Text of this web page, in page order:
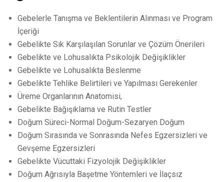
Gebelerle Tanışma ve Beklentilerin Alınması ve Program
İçeriği
Gebelikte Sık Karşılaşılan Sorunlar ve Çözüm Önerileri
Gebelikte ve Lohusalıkta Psikolojik Değişiklikler
Gebelikte ve Lohusalıkta Beslenme
Gebelikte Tehlike Belirtileri ve Yapılması Gerekenler
Üreme Organlarının Anatomisi,
Gebelikte Bağışıklama ve Rutin Testler
Doğum Süreci-Normal Doğum-Sezaryen Doğum
Doğum Sırasında ve Sonrasında Nefes Egzersizleri ve
Gevşeme Egzersizleri
Gebelikte Vücuttaki Fizyolojik Değişiklikler
Doğum Ağrısıyla Başetme Yöntemleri ve İlaçsız